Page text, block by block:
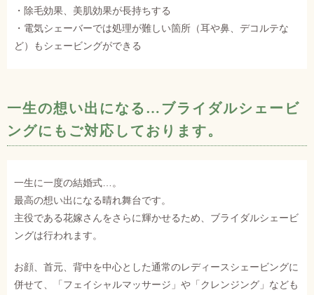
・除毛効果、美肌効果が長持ちする
・電気シェーバーでは処理が難しい箇所（耳や鼻、デコルテな
ど）もシェービングができる
一生の想い出になる…ブライダルシェービ
ングにもご対応しております。
一生に一度の結婚式…。
最高の想い出になる晴れ舞台です。
主役である花嫁さんをさらに輝かせるため、ブライダルシェービ
ングは行われます。
お顔、首元、背中を中心とした通常のレディースシェービングに
併せて、「フェイシャルマッサージ」や「クレンジング」なども